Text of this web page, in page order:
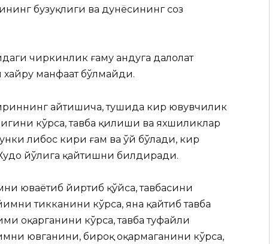
бузуқлиги ва дунёсининг соз
чиркинлик ғаму андуҳга далолат
хайру манфаат бўлмайди.
айтишича, тушида кир ювувчилик
кўрса, тавба қилиши ва яхшиликлар
либос кири ғам ва ўй бўлади, кир
йўлига қайтишни билдиради.
юваётиб йиртиб қўйса, тавбасини
тикканини кўрса, яна қайтиб тавба
оқарганини кўрса, тавба туфайли
ювганини, бироқ оқармаганини кўрса,